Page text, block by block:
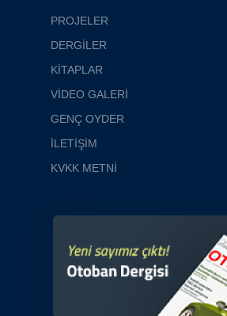
PROJELER
DERGİLER
KİTAPLAR
VİDEO GALERİ
GENÇ OYDER
İLETİŞİM
KVKK METNİ